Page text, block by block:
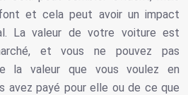
et cela peut avoir un impact
La valeur de votre voiture est
et vous ne pouvez pas
la valeur que vous voulez en
avez payé pour elle ou de ce que